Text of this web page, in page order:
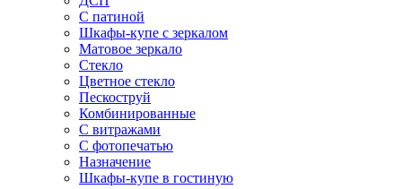
С патиной
Шкафы-купе с зеркалом
Матовое зеркало
Стекло
Цветное стекло
Пескоструй
Комбинированные
С витражами
С фотопечатью
Назначение
Шкафы-купе в гостиную